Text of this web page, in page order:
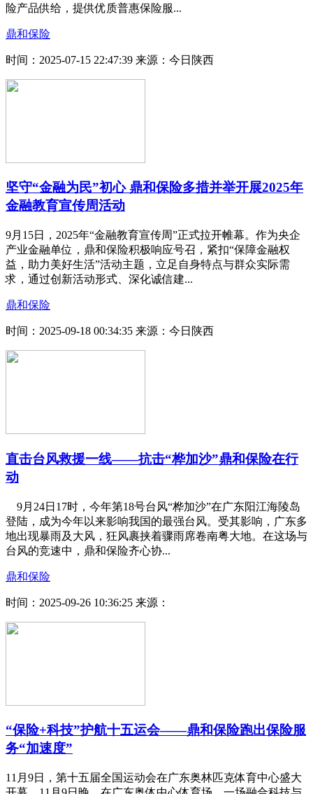
险产品供给，提供优质普惠保险服...
鼎和保险
时间：2025-07-15 22:47:39 来源：今日陕西
坚守“金融为民”初心 鼎和保险多措并举开展2025年
金融教育宣传周活动
9月15日，2025年“金融教育宣传周”正式拉开帷幕。作为央企
产业金融单位，鼎和保险积极响应号召，紧扣“保障金融权
益，助力美好生活”活动主题，立足自身特点与群众实际需
求，通过创新活动形式、深化诚信建...
鼎和保险
时间：2025-09-18 00:34:35 来源：今日陕西
直击台风救援一线——抗击“桦加沙”鼎和保险在行
动
9月24日17时，今年第18号台风“桦加沙”在广东阳江海陵岛
登陆，成为今年以来影响我国的最强台风。受其影响，广东多
地出现暴雨及大风，狂风裹挟着骤雨席卷南粤大地。在这场与
台风的竞速中，鼎和保险齐心协...
鼎和保险
时间：2025-09-26 10:36:25 来源：
“保险+科技”护航十五运会——鼎和保险跑出保险服
务“加速度”
11月9日，第十五届全国运动会在广东奥林匹克体育中心盛大